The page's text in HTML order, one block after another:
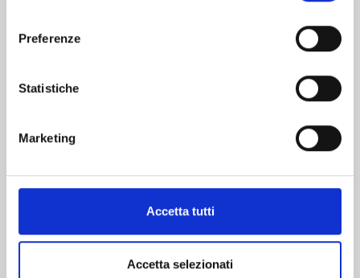
Preferenze
Statistiche
Marketing
Accetta tutti
Accetta selezionati
Mostra tutto